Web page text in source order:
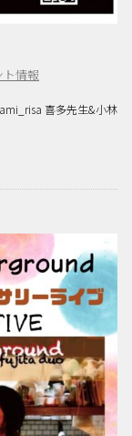
ト情報
喜多先生&小林